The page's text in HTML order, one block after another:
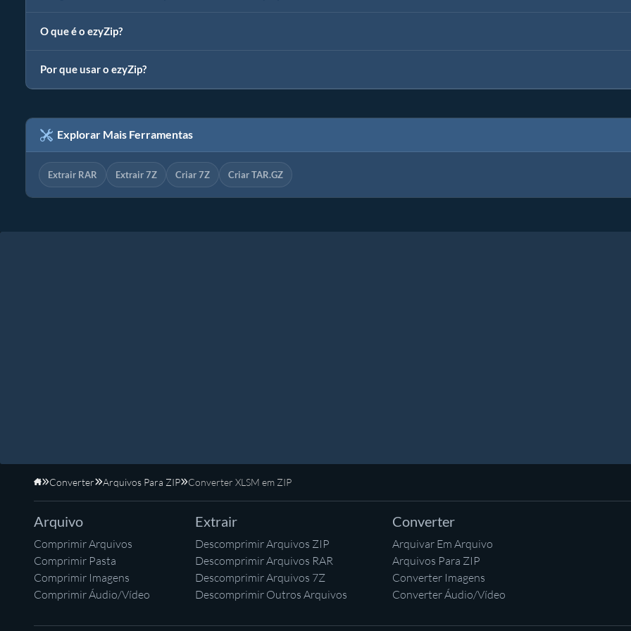
O que é o ezyZip?
Por que usar o ezyZip?
Explorar Mais Ferramentas
Extrair RAR Extrair 7Z Criar 7Z Criar TAR.GZ
Início
Converter Arquivos Para ZIP Converter XLSM em ZIP
Arquivo
Comprimir Arquivos
Comprimir Pasta
Comprimir Imagens
Comprimir Áudio/Vídeo
Extrair
Descomprimir Arquivos ZIP
Descomprimir Arquivos RAR
Descomprimir Arquivos 7Z
Descomprimir Outros Arquivos
Converter
Arquivar Em Arquivo
Arquivos Para ZIP
Converter Imagens
Converter Áudio/Vídeo